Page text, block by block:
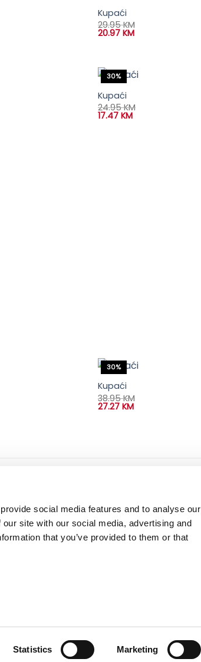
social media features and to analyse our
site with our social media, advertising and
that you’ve provided to them or that
Statistics Marketing
Kupaći
29.95KM
20.97 KM
30%
Kupaći
24.95KM
17.47 KM
30%
Kupaći
38.95KM
27.27 KM
dostava i povrat
načini plaćanja